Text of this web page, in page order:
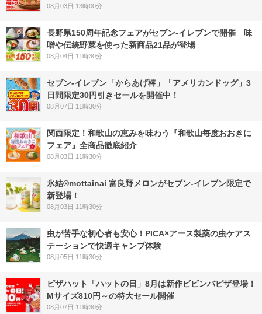
08月03日 13時00分
長野県150周年記念フェアがセブン-イレブンで開催 味
噌や伝統野菜を使った新商品21品が登場
08月04日 11時30分
セブン‐イレブン「からあげ棒」「アメリカンドッグ」3
日間限定30円引きセールを開催中！
08月07日 11時30分
関西限定！和歌山の恵みを味わう『和歌山毎度おおきに
フェア』全商品徹底紹介
08月03日 11時30分
氷結®mottainai 富良野メロンがセブン‐イレブン限定で
新登場！
08月03日 11時30分
虫が苦手な初心者も安心！PICA×アース製薬の虫ケアス
テーションで快適キャンプ体験
08月05日 11時30分
ピザハット「ハットの日」8月は新作ビビンバピザ登場！
Mサイズ810円～の特大セール開催
08月07日 11時30分